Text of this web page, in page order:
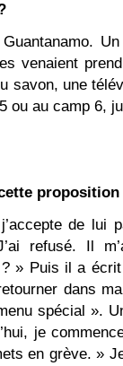
venaient
savon, une
ou au camp 6,
de lui
refusé. Il
» Puis il a
dans
spécial ».
je
en grève. »